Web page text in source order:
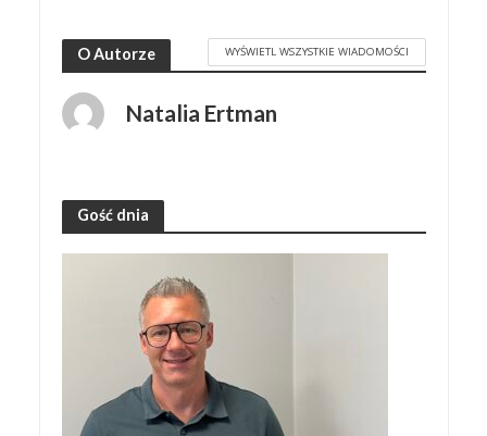
O Autorze WYŚWIETL WSZYSTKIE WIADOMOŚCI
Natalia Ertman
Gość dnia